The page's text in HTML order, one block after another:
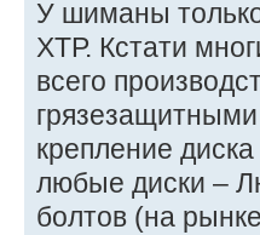
У шиманы
ХТР. Кстати
всего
крепление
любые диски –
болтов (на